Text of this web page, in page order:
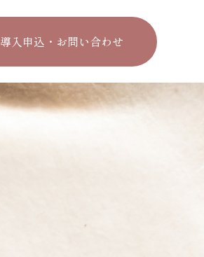
導入申込・お問い合わせ